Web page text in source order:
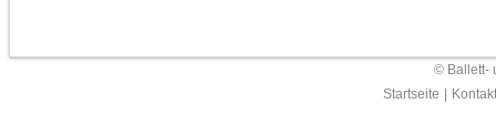
© Ballett-
Startseite
Kontakt